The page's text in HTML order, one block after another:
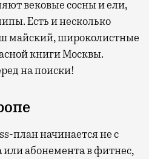
вековые сосны и ели,
Есть и несколько
майский, широколистные
книги Москвы.
на поиски!
план начинается не с
или абонемента в фитнес,